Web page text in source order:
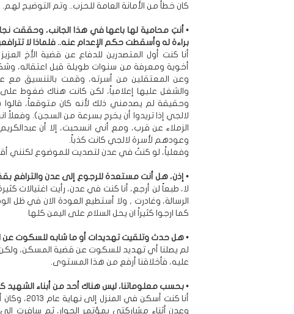
كان خطأ من الأمانة العامة للحزب.. وتم التوضيح لهم.
• أنتِ محامية لها باعها في هذا الجانب، وحققت
براءة له وأسقطت حكم الإعدام عنه.. فلماذا لا
أنا كنت أول المتصدرين للدفاع عن قضية الأخ
وعن المعتقلين من أسرته، وقمت بالتنسيق مع
والشغل عليها إعلامياً، لكن كانت هناك ضغوط
وحقيقة لم يصدمني ذلك لأنه كان متوقعاً،
لالجي إذا تريدوا أن يخرج بسرعة من السجن).
الزملاء عن قرب، ومع أني انسحبت، إلا أن
وعودهم لأسرة لالجي كانت كذباً.
وفعلياً، لو كنتُ في عدن لتصديت للموضوع لكنني أقيم
• إذن، هل أنت مستعدة للرجوع إلى عدن والترافع
لا، طبعاً لن أرجع، أنا كنت في عدن، رأيت
الرسالة، وغادرت , ولا أستطيع العودة الان في ظل
كما ارجوا كثيراً ان يحل السلام على اليمن كلها
• هل حدث وتلقيت تهديدات أو ما شابه للسكوت عن
لم يصلنا أي تهديد للسكوت عن قضية المسكن،
عليه، فأخلاقنا أرفع من هذا المستوى.
• بحسب معلوماتنا، ليس هناك أحد من أبناء الشهيد
أنا كنت
وعدن أثناء مشاركتي بمؤتمر الحوار، ثم سافرت